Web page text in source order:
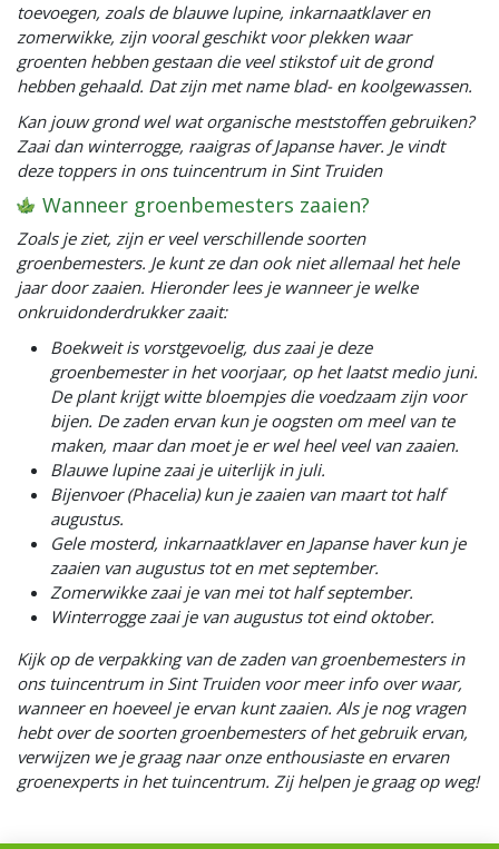
toevoegen, zoals de blauwe lupine, inkarnaatklaver en
zomerwikke, zijn vooral geschikt voor plekken waar
groenten hebben gestaan die veel stikstof uit de grond
hebben gehaald. Dat zijn met name blad- en koolgewassen.
Kan jouw grond wel wat organische meststoffen gebruiken?
Zaai dan winterrogge, raaigras of Japanse haver. Je vindt
deze toppers in ons tuincentrum in Sint Truiden
Wanneer groenbemesters zaaien?
Zoals je ziet, zijn er veel verschillende soorten
groenbemesters. Je kunt ze dan ook niet allemaal het hele
jaar door zaaien. Hieronder lees je wanneer je welke
onkruidonderdrukker zaait:
Boekweit is vorstgevoelig, dus zaai je deze
groenbemester in het voorjaar, op het laatst medio juni.
De plant krijgt witte bloempjes die voedzaam zijn voor
bijen. De zaden ervan kun je oogsten om meel van te
maken, maar dan moet je er wel heel veel van zaaien.
Blauwe lupine zaai je uiterlijk in juli.
Bijenvoer (Phacelia) kun je zaaien van maart tot half
augustus.
Gele mosterd, inkarnaatklaver en Japanse haver kun je
zaaien van augustus tot en met september.
Zomerwikke zaai je van mei tot half september.
Winterrogge zaai je van augustus tot eind oktober.
Kijk op de verpakking van de zaden van groenbemesters in
ons tuincentrum in Sint Truiden voor meer info over waar,
wanneer en hoeveel je ervan kunt zaaien. Als je nog vragen
hebt over de soorten groenbemesters of het gebruik ervan,
verwijzen we je graag naar onze enthousiaste en ervaren
groenexperts in het tuincentrum. Zij helpen je graag op weg!